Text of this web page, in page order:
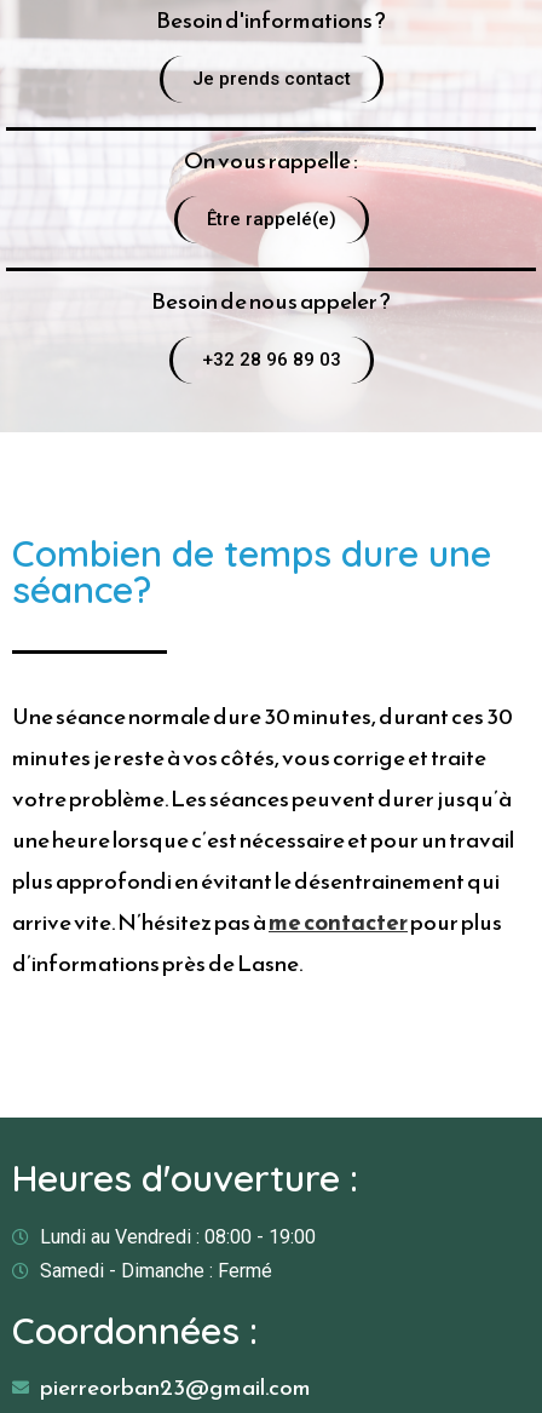
Besoin d'informations ?
Je prends contact
On vous rappelle :
Être rappelé(e)
Besoin de nous appeler ?
+32 28 96 89 03
Combien de temps dure une
séance?
Une séance normale dure 30 minutes, durant ces 30
minutes je reste à vos côtés, vous corrige et traite
votre problème. Les séances peuvent durer jusqu’à
une heure lorsque c’est nécessaire et pour un travail
plus approfondi en évitant le désentrainement qui
arrive vite. N’hésitez pas àme contacterpour plus
d’informations près de Lasne.
Heures d'ouverture :
Lundi au Vendredi : 08:00 - 19:00
Samedi - Dimanche : Fermé
Coordonnées :
pierreorban23@gmail.com